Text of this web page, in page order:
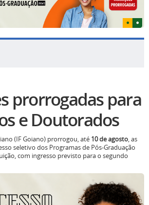
prorrogadas para
e Doutorados
(IF Goiano) prorrogou, até 10 de agosto, as
seletivo dos Programas de Pós-Graduação
com ingresso previsto para o segundo